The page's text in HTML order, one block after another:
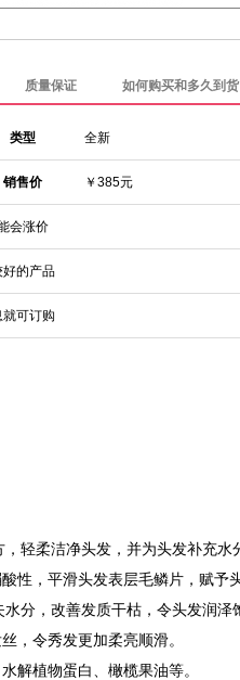
质量保证 如何购买和多久到货
类型 全新
销售价 ￥385元
会涨价
好的产品
可订购
轻柔洁净头发，并为头发补充
性，平滑头发表层毛鳞片，赋予
分，改善发质干枯，令头发润
，令秀发更加柔亮顺滑。
解植物蛋白、橄榄果油等。